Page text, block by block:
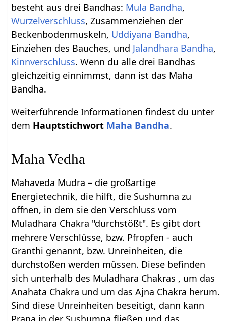
besteht aus drei Bandhas: Mula Bandha,
Wurzelverschluss, Zusammenziehen der
Beckenbodenmuskeln, Uddiyana Bandha,
Einziehen des Bauches, und Jalandhara Bandha,
Kinnverschluss. Wenn du alle drei Bandhas
gleichzeitig einnimmst, dann ist das Maha
Bandha.
Weiterführende Informationen findest du unter
dem Hauptstichwort Maha Bandha.
Maha Vedha
Mahaveda Mudra – die großartige
Energietechnik, die hilft, die Sushumna zu
öffnen, in dem sie den Verschluss vom
Muladhara Chakra "durchstößt". Es gibt dort
mehrere Verschlüsse, bzw. Pfropfen - auch
Granthi genannt, bzw. Unreinheiten, die
durchstoßen werden müssen. Diese befinden
sich unterhalb des Muladhara Chakras , um das
Anahata Chakra und um das Ajna Chakra herum.
Sind diese Unreinheiten beseitigt, dann kann